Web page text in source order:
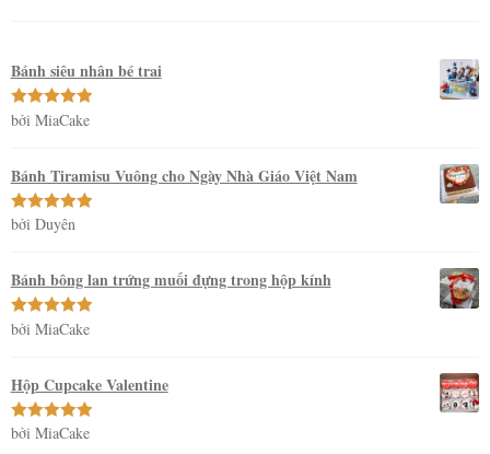
Bánh siêu nhân bé trai
Được xếp
bởi MiaCake
Bánh Tiramisu Vuông cho Ngày Nhà Giáo Việt Nam
Được xếp
bởi Duyên
Bánh bông lan trứng muối đựng trong hộp kính
Được xếp
bởi MiaCake
Hộp Cupcake Valentine
Được xếp
bởi MiaCake